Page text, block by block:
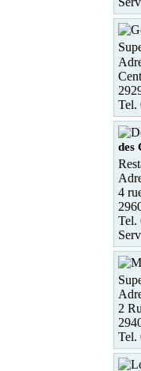
Tel.
des
4
Tel.
2
Tel.